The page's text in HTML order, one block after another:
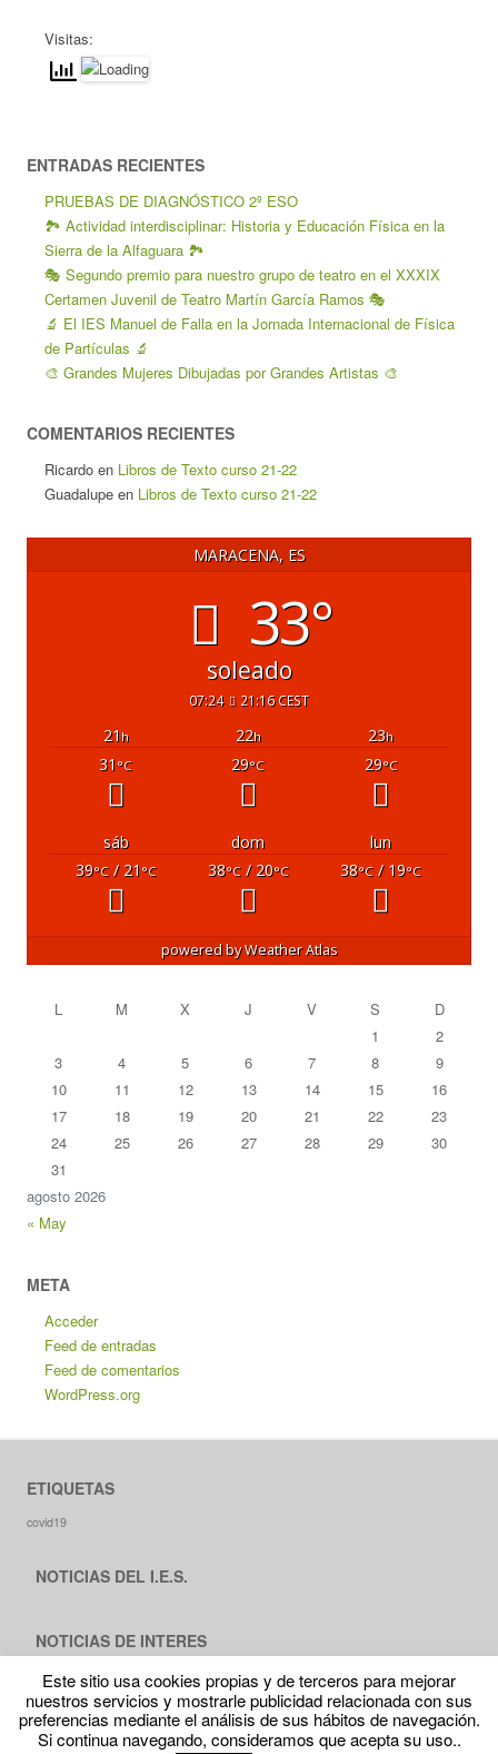
Visitas:
ENTRADAS RECIENTES
PRUEBAS DE DIAGNÓSTICO 2º ESO
🏞️ Actividad interdisciplinar: Historia y Educación Física en la
Sierra de la Alfaguara 🏞️
🎭 Segundo premio para nuestro grupo de teatro en el XXXIX
Certamen Juvenil de Teatro Martín García Ramos 🎭
🔬 El IES Manuel de Falla en la Jornada Internacional de Física
de Partículas 🔬
🎨 Grandes Mujeres Dibujadas por Grandes Artistas 🎨
COMENTARIOS RECIENTES
Ricardo en Libros de Texto curso 21-22
Guadalupe en Libros de Texto curso 21-22
MARACENA, ES
33°
soleado
07:24 21:16 CEST
21 h 22h 23h
31 °C 29°C 29°C
sáb dom
lun
39°C/ 21 °C 38°C/ 20°C 38°C / 19°C
powered byWeather Atlas
agosto 2026
L M X J V S
D
1
2
3
4 5 6 7 8
9
10
11 12 13 14 15
16
17
18 19 20 21 22
23
24
25 26 27 28 29
30
31
« May
META
Acceder
Feed de entradas
Feed de comentarios
WordPress.org
ETIQUETAS
covid19
NOTICIAS DEL I.E.S.
NOTICIAS DE INTERES
Este sitio usa cookies propias y de terceros para mejorar
nuestros servicios y mostrarle publicidad relacionada con sus
preferencias mediante el análisis de sus hábitos de navegación.
Si continua navegando, consideramos que acepta su uso..